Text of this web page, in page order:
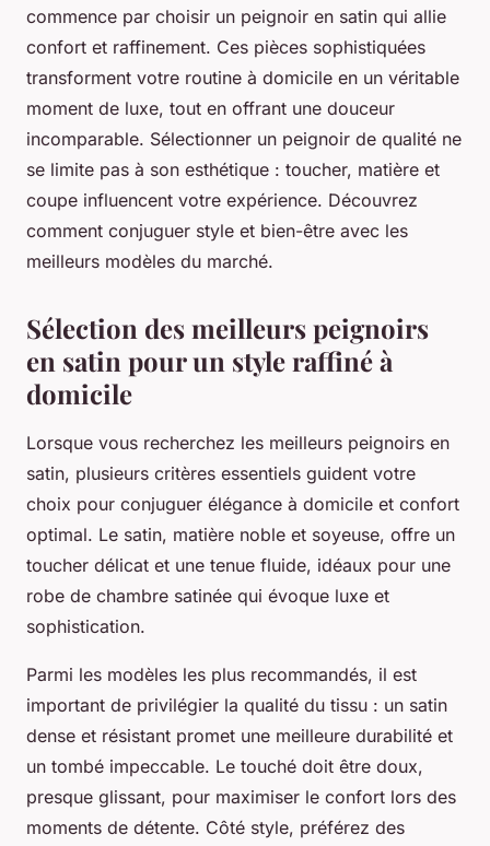
commence par choisir un peignoir en satin qui allie
confort et raffinement. Ces pièces sophistiquées
transforment votre routine à domicile en un véritable
moment de luxe, tout en offrant une douceur
incomparable. Sélectionner un peignoir de qualité ne
se limite pas à son esthétique : toucher, matière et
coupe influencent votre expérience. Découvrez
comment conjuguer style et bien-être avec les
meilleurs modèles du marché.
Sélection des meilleurs peignoirs
en satin pour un style raffiné à
domicile
Lorsque vous recherchez les meilleurs peignoirs en
satin, plusieurs critères essentiels guident votre
choix pour conjuguer élégance à domicile et confort
optimal. Le satin, matière noble et soyeuse, offre un
toucher délicat et une tenue fluide, idéaux pour une
robe de chambre satinée qui évoque luxe et
sophistication.
Parmi les modèles les plus recommandés, il est
important de privilégier la qualité du tissu : un satin
dense et résistant promet une meilleure durabilité et
un tombé impeccable. Le touché doit être doux,
presque glissant, pour maximiser le confort lors des
moments de détente. Côté style, préférez des